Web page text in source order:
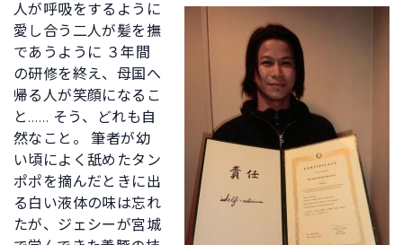
人が呼吸をするように
愛し合う二人が髪を撫
であうように ３年間
の研修を終え、母国へ
帰る人が笑顔になるこ
と…… そう、どれも自
然なこと。 筆者が幼
い頃によく舐めたタン
ポポを摘んだときに出
る白い液体の味は忘れ
たが、ジェシーが宮城